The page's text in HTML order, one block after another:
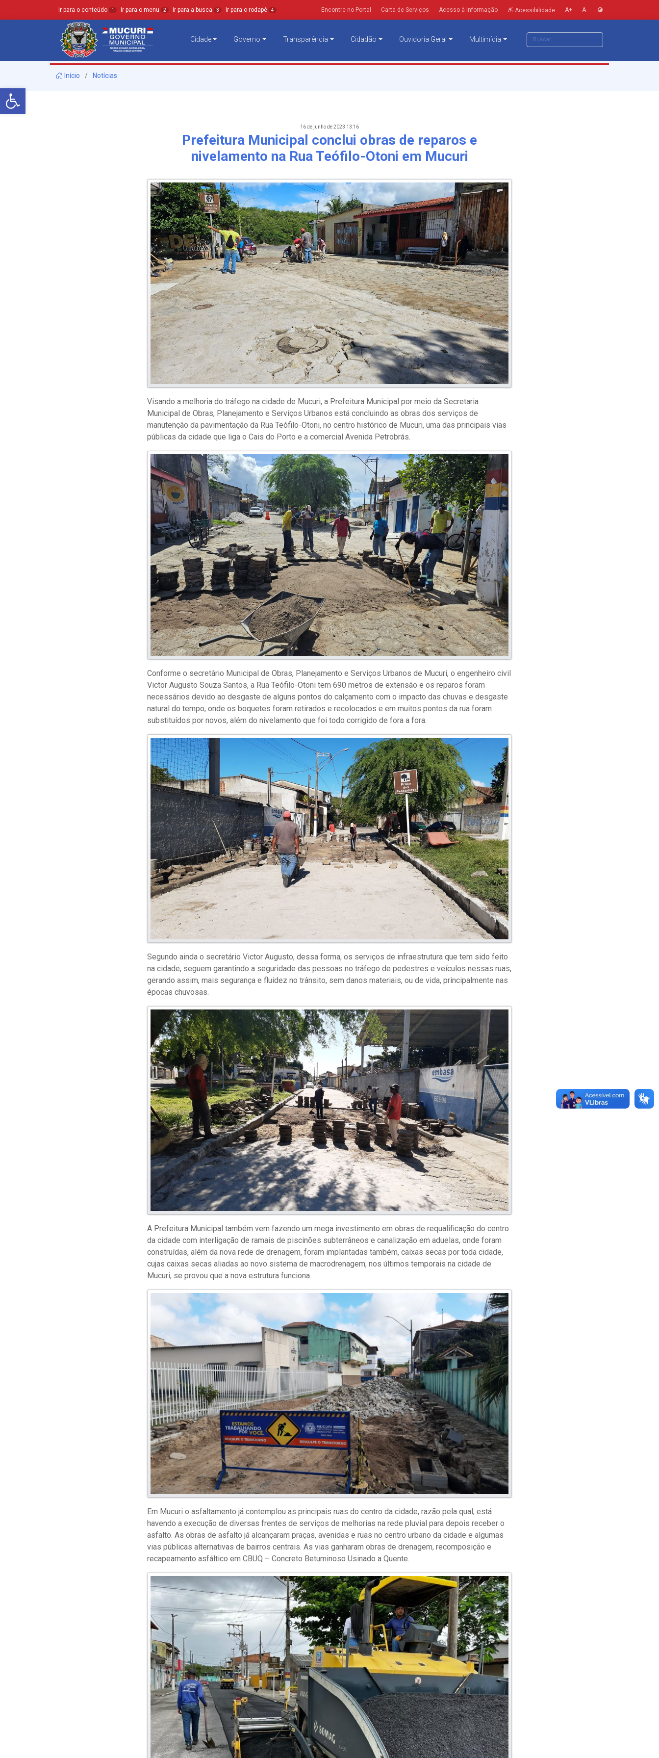
Barra de Ferramentas Aberta
Ir para o conteúdo 1 Ir para o menu 2 Ir para a busca 3 Ir para o rodapé 4 Encontre no Portal Carta de Serviços Acesso à Informação Acessibilidade A+ A-
Cidade Governo Transparência Cidadão Ouvidoria Geral Multimídia
Início Notícias
16 de junho de 2023 13:16
Prefeitura Municipal conclui obras de reparos e
nivelamento na Rua Teófilo-Otoni em Mucuri
Visando a melhoria do tráfego na cidade de Mucuri, a Prefeitura Municipal por meio da Secretaria
Municipal de Obras, Planejamento e Serviços Urbanos está concluindo as obras dos serviços de
manutenção da pavimentação da Rua Teófilo-Otoni, no centro histórico de Mucuri, uma das principais vias
públicas da cidade que liga o Cais do Porto e a comercial Avenida Petrobrás.
Conforme o secretário Municipal de Obras, Planejamento e Serviços Urbanos de Mucuri, o engenheiro civil
Victor Augusto Souza Santos, a Rua Teófilo-Otoni tem 690 metros de extensão e os reparos foram
necessários devido ao desgaste de alguns pontos do calçamento com o impacto das chuvas e desgaste
natural do tempo, onde os boquetes foram retirados e recolocados e em muitos pontos da rua foram
substituídos por novos, além do nivelamento que foi todo corrigido de fora a fora.
Segundo ainda o secretário Victor Augusto, dessa forma, os serviços de infraestrutura que tem sido feito
na cidade, seguem garantindo a seguridade das pessoas no tráfego de pedestres e veículos nessas ruas,
gerando assim, mais segurança e fluidez no trânsito, sem danos materiais, ou de vida, principalmente nas
épocas chuvosas.
A Prefeitura Municipal também vem fazendo um mega investimento em obras de requalificação do centro
da cidade com interligação de ramais de piscinões subterrâneos e canalização em aduelas, onde foram
construídas, além da nova rede de drenagem, foram implantadas também, caixas secas por toda cidade,
cujas caixas secas aliadas ao novo sistema de macrodrenagem, nos últimos temporais na cidade de
Mucuri, se provou que a nova estrutura funciona.
Em Mucuri o asfaltamento já contemplou as principais ruas do centro da cidade, razão pela qual, está
havendo a execução de diversas frentes de serviços de melhorias na rede pluvial para depois receber o
asfalto. As obras de asfalto já alcançaram praças, avenidas e ruas no centro urbano da cidade e algumas
vias públicas alternativas de bairros centrais. As vias ganharam obras de drenagem, recomposição e
recapeamento asfáltico em CBUQ – Concreto Betuminoso Usinado a Quente.